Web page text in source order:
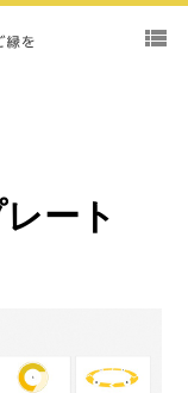
view_list
ート